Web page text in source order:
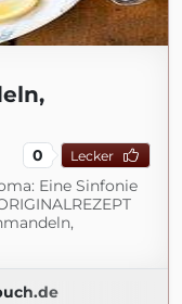
0 Lecker
Eine Sinfonie